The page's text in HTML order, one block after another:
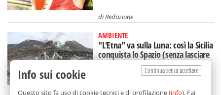
diRedazione
AMBIENTE
"L'Etna" va sulla Luna: così la Sicilia
conquista lo Spazio (senza lasciare
la Terra)
diAurelio Sanguinetti
Continua senza accettare
Info sui cookie
Questo sito fa uso di cookie tecnici e di profilazione (info). Fai